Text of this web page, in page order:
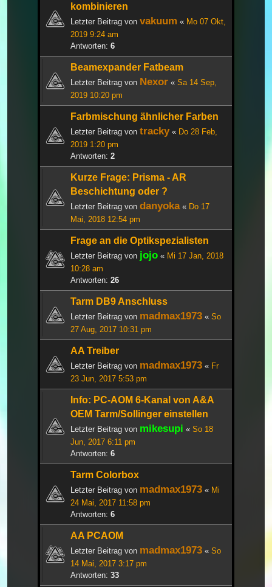
kombinieren
Letzter Beitrag von vakuum « Mo 07 Okt,
2019 9:24 am
Antworten: 6
Beamexpander Fatbeam
Letzter Beitrag von Nexor « Sa 14 Sep,
2019 10:20 pm
Farbmischung ähnlicher Farben
Letzter Beitrag von tracky« Do 28 Feb,
2019 1:20 pm
Antworten: 2
Kurze Frage: Prisma - AR
Beschichtung oder ?
Letzter Beitrag von danyoka« Do 17
Mai, 2018 12:54 pm
Frage an die Optikspezialisten
Letzter Beitrag von jojo « Mi 17 Jan, 2018
10:28 am
Antworten: 26
Tarm DB9 Anschluss
Letzter Beitrag von madmax1973 « So
27 Aug, 2017 10:31 pm
AA Treiber
Letzter Beitrag von madmax1973 « Fr
23 Jun, 2017 5:53 pm
Info: PC-AOM 6-Kanal von A&A
OEM Tarm/Sollinger einstellen
Letzter Beitrag von mikesupi « So 18
Jun, 2017 6:11 pm
Antworten: 6
Tarm Colorbox
Letzter Beitrag von madmax1973 « Mi
24 Mai, 2017 11:58 pm
Antworten: 6
AA PCAOM
Letzter Beitrag von madmax1973 « So
14 Mai, 2017 3:17 pm
Antworten: 33